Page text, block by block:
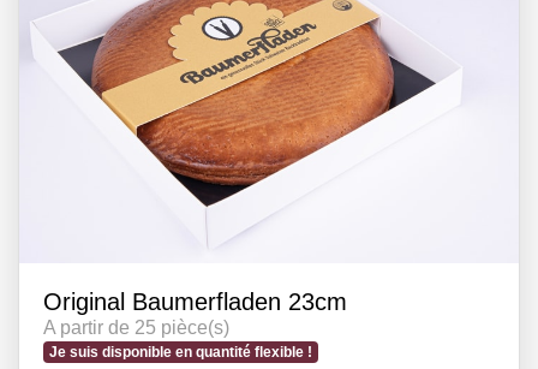
Original Baumerfladen 23cm
A partir de 25 pièce(s)
Je suis disponible en quantité flexible !